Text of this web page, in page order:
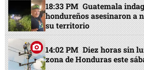
18:33 PM Guatemala
hondureños asesinaron a
su territorio
14:02 PM Diez horas sin
zona de Honduras este